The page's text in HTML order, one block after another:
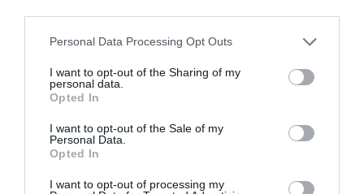
Please note that this website/app uses one or more Google
not limited to your visit or usage behaviour. You may click to
grant or deny consent to Google and its third-party tags to
use your data for below specified purposes in below Google
consent section.
Personal Data Processing Opt Outs
I want to opt-out of the Sharing of my
personal data.
Opted In
I want to opt-out of the Sale of my
Personal Data.
Opted In
I want to opt-out of processing my